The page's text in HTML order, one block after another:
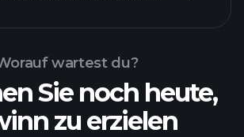
wartest du?
Sie noch heute,
zu erzielen